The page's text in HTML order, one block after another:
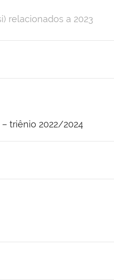
relacionados a 2023
triênio 2022/2024